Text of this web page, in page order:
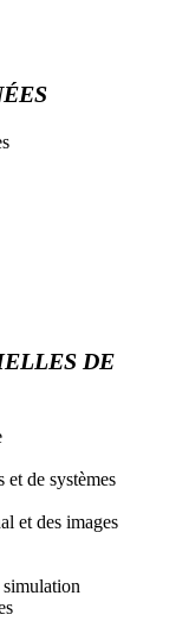
DE
de systèmes
et des images